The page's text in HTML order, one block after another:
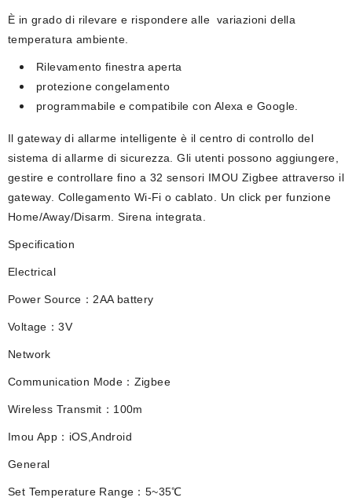
È in grado di rilevare e rispondere alle variazioni della
temperatura ambiente.
Rilevamento finestra aperta
protezione congelamento
programmabile e compatibile con Alexa e Google.
Il gateway di allarme intelligente è il centro di controllo del
sistema di allarme di sicurezza. Gli utenti possono aggiungere,
gestire e controllare fino a 32 sensori IMOU Zigbee attraverso il
gateway. Collegamento Wi-Fi o cablato. Un click per funzione
Home/Away/Disarm. Sirena integrata.
Specification
Electrical
Power Source：2AA battery
Voltage：3V
Network
Communication Mode：Zigbee
Wireless Transmit：100m
Imou App：iOS,Android
General
Set Temperature Range：5~35℃